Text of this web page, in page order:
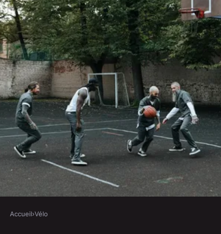
Accueil›Vélo